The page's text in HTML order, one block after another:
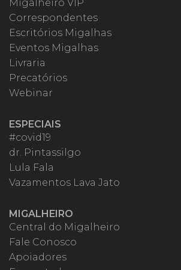
Migalheiro VIP
Correspondentes
Escritórios Migalhas
Eventos Migalhas
Livraria
Precatórios
Webinar
ESPECIAIS
#covid19
dr. Pintassilgo
Lula Fala
Vazamentos Lava Jato
MIGALHEIRO
Central do Migalheiro
Fale Conosco
Apoiadores